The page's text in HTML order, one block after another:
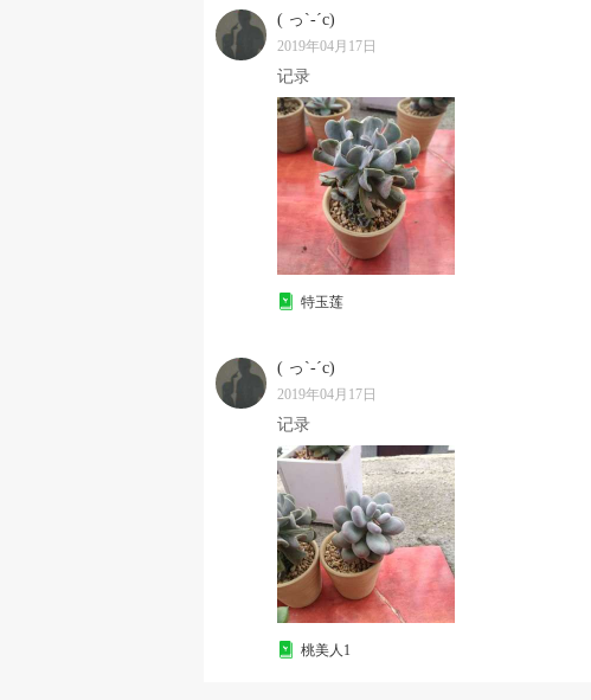
( っ`-´c)
2019年04月17日
记录
特玉莲
( っ`-´c)
2019年04月17日
记录
桃美人1